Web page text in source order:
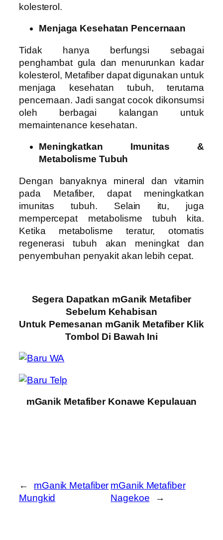
kolesterol.
Menjaga Kesehatan Pencernaan
Tidak hanya berfungsi sebagai
penghambat gula dan menurunkan kadar
kolesterol, Metafiber dapat digunakan untuk
menjaga kesehatan tubuh, terutama
pencernaan. Jadi sangat cocok dikonsumsi
oleh berbagai kalangan untuk
memaintenance kesehatan.
Meningkatkan Imunitas &
Metabolisme Tubuh
Dengan banyaknya mineral dan vitamin
pada Metafiber, dapat meningkatkan
imunitas tubuh. Selain itu, juga
mempercepat metabolisme tubuh kita.
Ketika metabolisme teratur, otomatis
regenerasi tubuh akan meningkat dan
penyembuhan penyakit akan lebih cepat.
Segera Dapatkan mGanik Metafiber
Sebelum Kehabisan
Untuk Pemesanan mGanik Metafiber Klik
Tombol Di Bawah Ini
mGanik Metafiber Konawe Kepulauan
←
mGanik Metafiber
Mungkid
mGanik Metafiber
Nagekoe
→